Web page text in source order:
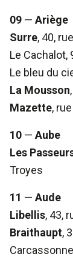
09 — Ariège
Surre, 40,
Le Cachalot,
Le bleu du
La Mousson
Mazette,
10 — Aube
Les
Troyes
11 — Aude
Libellis, 43,
Braithaupt,
Carcassonne